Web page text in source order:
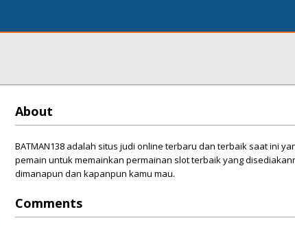
About
BATMAN138 adalah situs judi online terbaru dan terbaik saat ini
pemain untuk memainkan permainan slot terbaik yang
dimanapun dan kapanpun kamu mau.
Comments